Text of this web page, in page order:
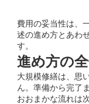
費用の妥当性は、
述の進め方とあわ
す。
進め方の
大規模修繕は、思
ん。準備から完了
おおまかな流れは